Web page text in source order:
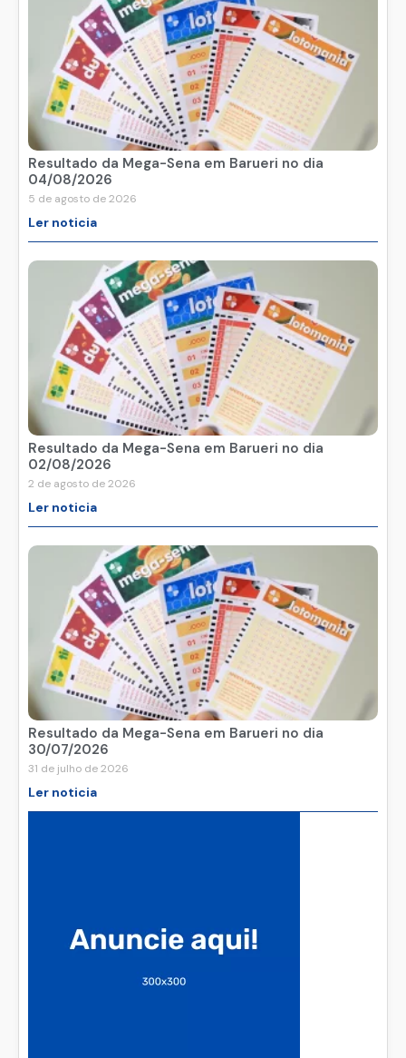
Resultado da Mega-Sena em Barueri no dia
04/08/2026
5 de agosto de 2026
Ler noticia
Resultado da Mega-Sena em Barueri no dia
02/08/2026
2 de agosto de 2026
Ler noticia
Resultado da Mega-Sena em Barueri no dia
30/07/2026
31 de julho de 2026
Ler noticia